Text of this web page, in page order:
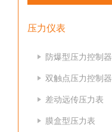
压力仪表
防爆型压力控制器
双触点压力控制器
差动远传压力表
膜盒型压力表